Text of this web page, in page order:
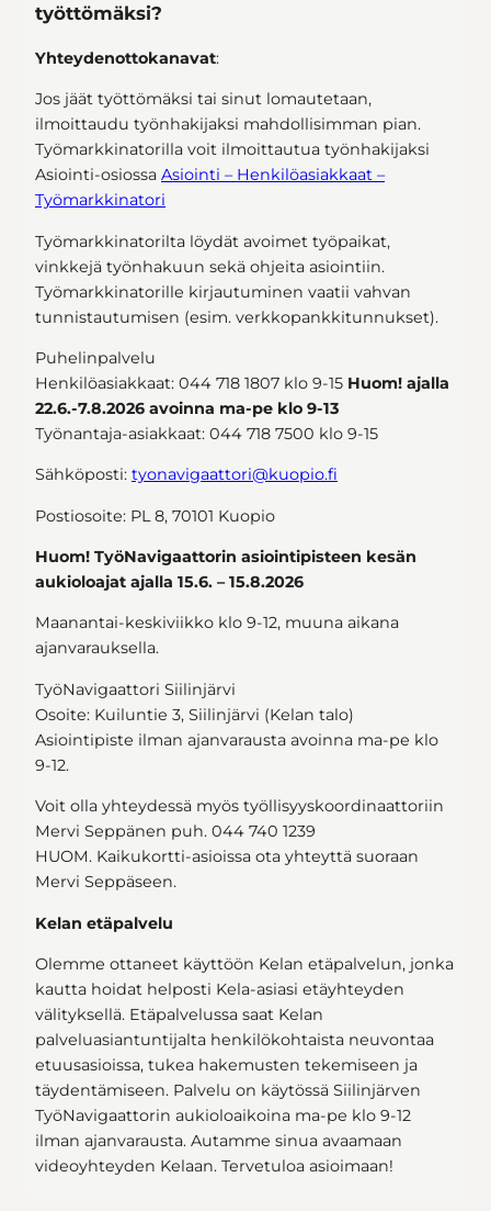
työttömäksi?
Yhteydenottokanavat:
Jos jäät työttömäksi tai sinut lomautetaan,
ilmoittaudu työnhakijaksi mahdollisimman pian.
Työmarkkinatorilla voit ilmoittautua työnhakijaksi
Asiointi-osiossa Asiointi – Henkilöasiakkaat –
Työmarkkinatori
Työmarkkinatorilta löydät avoimet työpaikat,
vinkkejä työnhakuun sekä ohjeita asiointiin.
Työmarkkinatorille kirjautuminen vaatii vahvan
tunnistautumisen (esim. verkkopankkitunnukset).
Puhelinpalvelu
Henkilöasiakkaat: 044 718 1807 klo 9-15 Huom! ajalla
22.6.-7.8.2026 avoinna ma-pe klo 9-13
Työnantaja-asiakkaat: 044 718 7500 klo 9-15
Sähköposti: tyonavigaattori@kuopio.fi
Postiosoite: PL 8, 70101 Kuopio
Huom! TyöNavigaattorin asiointipisteen kesän
aukioloajat ajalla 15.6. – 15.8.2026
Maanantai-keskiviikko klo 9-12, muuna aikana
ajanvarauksella.
TyöNavigaattori Siilinjärvi
Osoite: Kuiluntie 3, Siilinjärvi (Kelan talo)
Asiointipiste ilman ajanvarausta avoinna ma-pe klo
9-12.
Voit olla yhteydessä myös työllisyyskoordinaattoriin
Mervi Seppänen puh. 044 740 1239
HUOM. Kaikukortti-asioissa ota yhteyttä suoraan
Mervi Seppäseen.
Kelan etäpalvelu
Olemme ottaneet käyttöön Kelan etäpalvelun, jonka
kautta hoidat helposti Kela-asiasi etäyhteyden
välityksellä. Etäpalvelussa saat Kelan
palveluasiantuntijalta henkilökohtaista neuvontaa
etuusasioissa, tukea hakemusten tekemiseen ja
täydentämiseen. Palvelu on käytössä Siilinjärven
TyöNavigaattorin aukioloaikoina ma-pe klo 9-12
ilman ajanvarausta. Autamme sinua avaamaan
videoyhteyden Kelaan. Tervetuloa asioimaan!